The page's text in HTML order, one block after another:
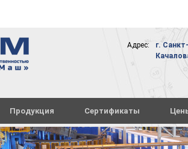
Адрес:
г.
Продукция Сертификаты